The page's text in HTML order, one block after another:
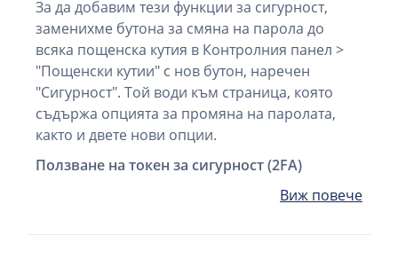
За да добавим тези функции за сигурност,
заменихме бутона за смяна на парола до
всяка пощенска кутия в Контролния панел >
"Пощенски кутии" с нов бутон, наречен
"Сигурност". Той води към страница, която
съдържа опцията за промяна на паролата,
както и двете нови опции.
Ползване на токен за сигурност (2FA)
Виж повече